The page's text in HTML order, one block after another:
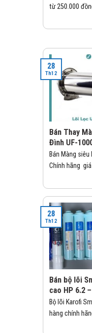
từ 250.000
Bán Thay
Đình UF-
Bán Màng
Chính hãng
28
Th12
Bán bộ lõi
cao HP 6.2
Bộ lõi Karofi
hàng chính
28
Th12